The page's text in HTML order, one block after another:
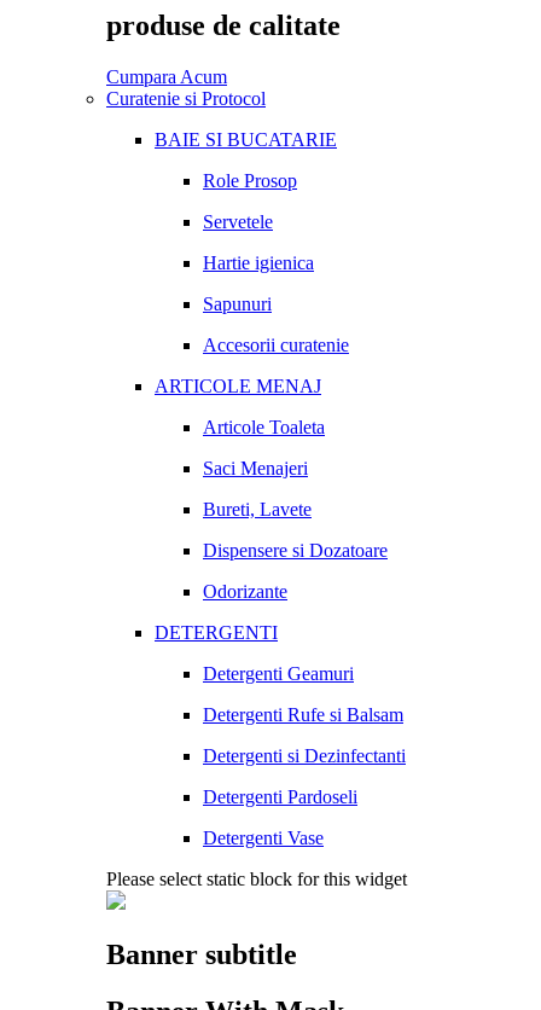
produse de calitate
Cumpara Acum
Curatenie si Protocol
BAIE SI BUCATARIE
Role Prosop
Servetele
Hartie igienica
Sapunuri
Accesorii curatenie
ARTICOLE MENAJ
Articole Toaleta
Saci Menajeri
Bureti, Lavete
Dispensere si Dozatoare
Odorizante
DETERGENTI
Detergenti Geamuri
Detergenti Rufe si Balsam
Detergenti si Dezinfectanti
Detergenti Pardoseli
Detergenti Vase
Please select static block for this widget
Banner subtitle